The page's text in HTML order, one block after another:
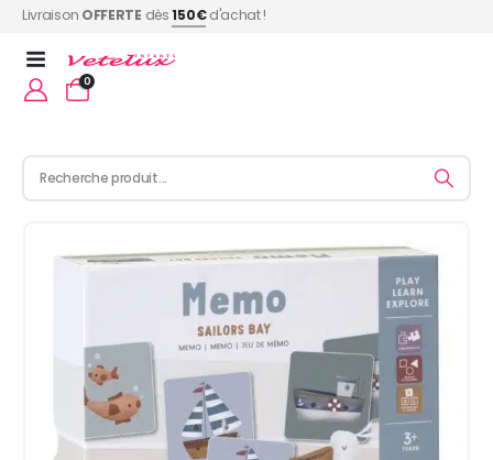
Livraison OFFERTE dès150€d'achat !
0